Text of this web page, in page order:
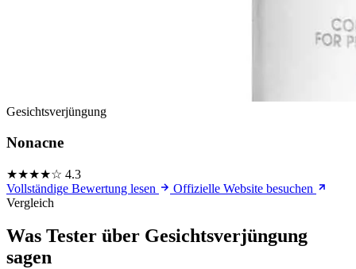
Gesichtsverjüngung
Nonacne
★★★★☆ 4.3
Vollständige Bewertung lesen
Offizielle Website besuchen
Vergleich
Was Tester über Gesichtsverjüngung
sagen